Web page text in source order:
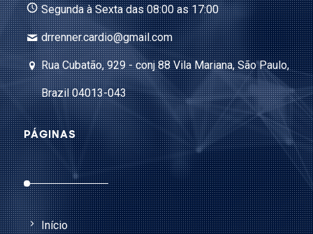
Segunda à Sexta das 08:00 as 17:00
drrenner.cardio@gmail.com
Rua Cubatão, 929 - conj 88 Vila Mariana, São Paulo,
Brazil 04013-043
PÁGINAS
Início